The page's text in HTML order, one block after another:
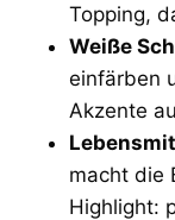
Topping,
Weiße
einfärben
Akzente
macht die
Highlight: